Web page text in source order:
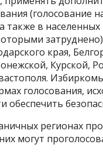
(голосование
также в населенных
края,
Курской,
голосования,
обеспечить
регионах
могут